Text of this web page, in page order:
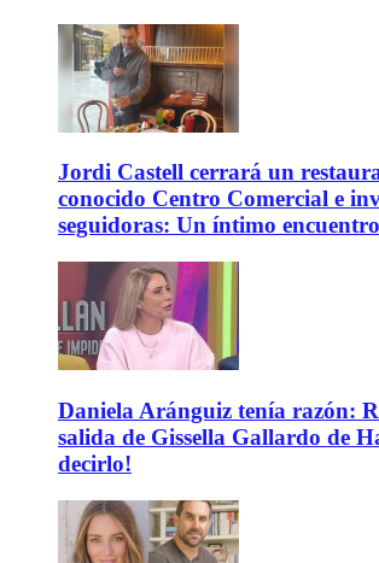
Jordi Castell cerrará un
conocido Centro Comercial e
seguidoras: Un íntimo encuentro
Daniela Aránguiz tenía razón:
salida de Gissella Gallardo de
decirlo!